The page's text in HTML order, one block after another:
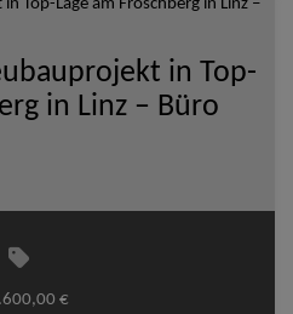
in Top-
in Linz – Büro
€